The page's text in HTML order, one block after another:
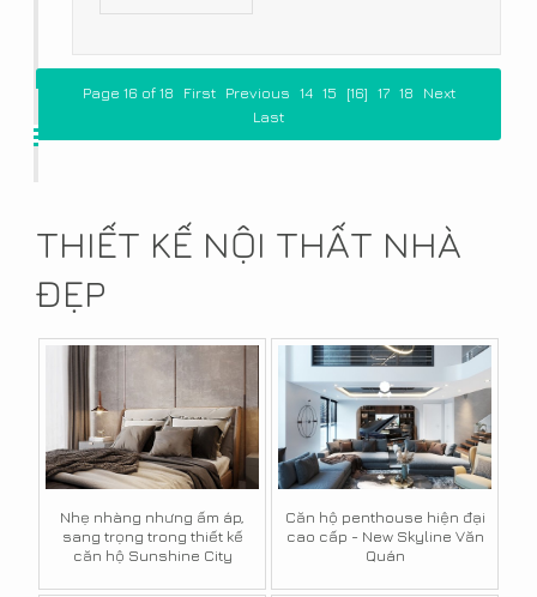
Page 16 of 18 First Previous 14 15 [16] 17 18
Next
Last
THIẾT KẾ NỘI THẤT NHÀ
ĐẸP
Nhẹ nhàng nhưng ấm áp,
sang trọng trong thiết kế
căn hộ Sunshine City
Căn hộ penthouse hiện đại
cao cấp - New Skyline Văn
Quán